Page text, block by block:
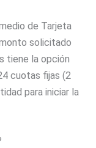
de Tarjeta
solicitado
tiene la opción
cuotas fijas (2
para iniciar la